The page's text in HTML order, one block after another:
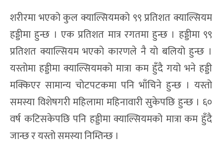
शरीरमा भएको कुल क्याल्सियमको ९९ प्रतिशत क्याल्सियम
हड्डीमा हुन्छ । एक प्रतिशत मात्र रगतमा हुन्छ । हड्डीमा ९९
प्रतिशत क्याल्सियम भएको कारणले नै यो बलियो हुन्छ ।
यस्तोमा हड्डीमा क्याल्सियमको मात्रा कम हुँदै गयो भने हड्डी
मक्किएर सामान्य चोटपटकमा पनि भाँचिने हुन्छ । यस्तो
समस्या विशेषगरी महिलामा महिनावारी सुकेपछि हुन्छ । ६०
वर्ष कटिसकेपछि पनि हड्डीमा क्याल्सियमको मात्रा कम हुँदै
जान्छ र यस्तो समस्या निम्तिन्छ ।